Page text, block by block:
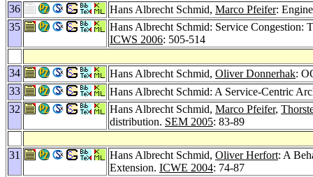
36 Hans Albrecht Schmid, Marco Pfeifer:
35
Hans Albrecht Schmid: Service Congestion:
ICWS 2006: 505-514
34 Hans Albrecht Schmid, Oliver Donnerhak:
33
Hans Albrecht Schmid: A Service-Centric
32
Hans Albrecht Schmid, Marco Pfeifer,
distribution. SEM 2005: 83-89
31 Hans Albrecht Schmid, Oliver Herfort: A
Extension. ICWE 2004: 74-87